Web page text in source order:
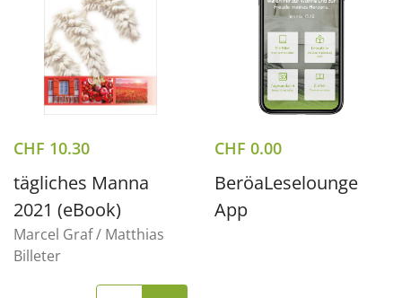
CHF 10.30
tägliches Manna
2021 (eBook)
Marcel Graf / Matthias
Billeter
CHF 0.00
BeröaLeselounge
App